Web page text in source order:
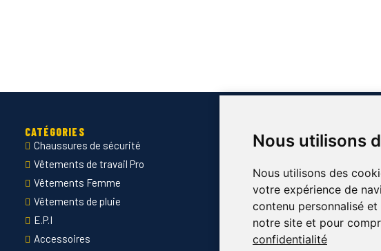
Nous utilisons
Nous utilisons des
votre expérience de
contenu personnalisé
notre site et pour
confidentialité
CATÉGORIES
Chaussures de sécurité
Vêtements de travail Pro
Vêtements Femme
Vêtements de pluie
E.P.I
Accessoires
SERVICES
Devis B2B
Guide des tailles
Marquage des vêtements
Envoyer Mandats
Nouveautés